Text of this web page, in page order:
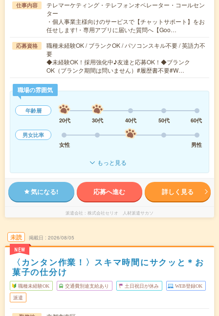
仕事内容
テレマーケティング・テレフォンオペレーター・コールセン
ター
・個人事業主様向けのサービスで【チャットサポート】をお
任せします!・専用アプリに届いた質問へ【Goo…
応募資格
職種未経験OK / ブランクOK / パソコンスキル不要 / 英語力不
要
◆未経験OK！採用強化中♪友達と応募OK！◆ブランク
OK（ブランク期間は問いません）#履歴書不要#W…
職場の雰囲気
年齢層
20代
30代 40代 50代
60代
男女比率
女性
男性
もっと見る
気になる! 応募へ進む 詳しく見る
派遣会社 株式会社セリオ 人材派遣サカソ
未読
NEW
掲載日 2026/08/05
〈カンタン作業！〉スキマ時間にサクッと＊お
菓子の仕分け
職種未経験OK 交通費別途支給あり 土日祝日が休み WEB登録OK
派遣